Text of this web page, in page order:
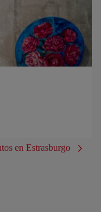
en Estrasburgo